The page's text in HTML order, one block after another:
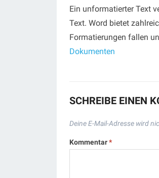
Ein unformatierter Text
Text. Word bietet
Formatierungen fallen
Dokumenten
SCHREIBE EINEN
Deine E-Mail-Adresse wird
Kommentar*